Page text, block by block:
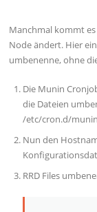
Manchmal kommt
Node ändert. Hier
umbenenne, ohne
Die Munin
die Dateien
/etc/cron.d/
Nun den
RRD Files